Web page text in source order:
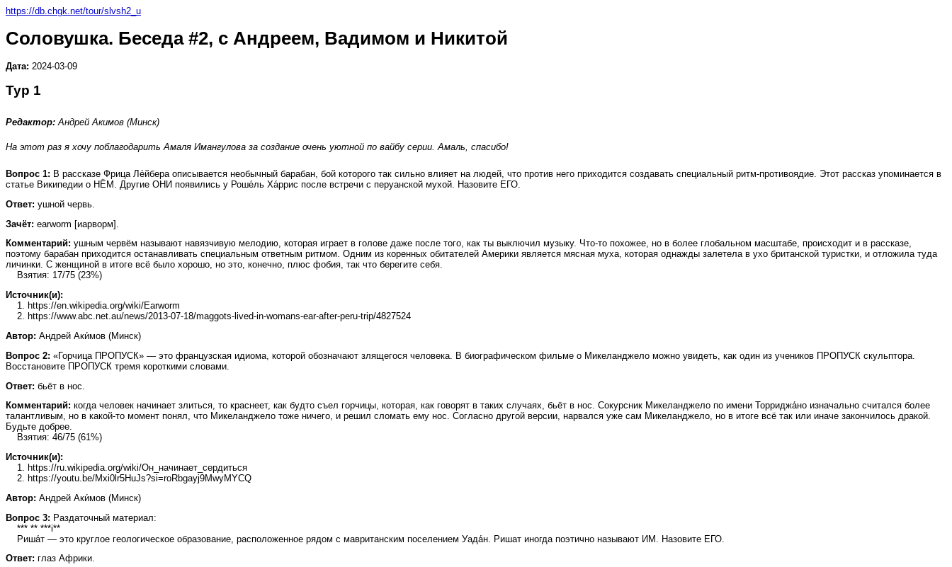
https://db.chgk.net/tour/slvsh2_u
Соловушка. Беседа #2, с Андреем, Вадимом и Никитой
Дата: 2024-03-09
Тур 1
Редактор: Андрей Акимов (Минск)
На этот раз я хочу поблагодарить Амаля Имангулова за создание очень уютной по вайбу серии. Амаль, спасибо!
Вопрос 1: В рассказе Фрица Ле́йбера описывается необычный барабан, бой которого так сильно влияет на людей, что против него приходится создавать специальный ритм-противоядие. Этот рассказ упоминается в
статье Википедии о НЁМ. Другие ОНИ появились у Роше́ль Ха́ррис после встречи с перуанской мухой. Назовите ЕГО.
Ответ: ушной червь.
Зачёт: earworm [иарворм].
Комментарий: ушным червём называют навязчивую мелодию, которая играет в голове даже после того, как ты выключил музыку. Что‑то похожее, но в более глобальном масштабе, происходит и в рассказе,
поэтому барабан приходится останавливать специальным ответным ритмом. Одним из коренных обитателей Америки является мясная муха, которая однажды залетела в ухо британской туристки, и отложила туда
личинки. С женщиной в итоге всё было хорошо, но это, конечно, плюс фобия, так что берегите себя.
Взятия: 17/75 (23%)
Источник(и):
1. https://en.wikipedia.org/wiki/Earworm
2. https://www.abc.net.au/news/2013-07-18/maggots-lived-in-womans-ear-after-peru-trip/4827524
Автор: Андрей Аки́мов (Минск)
Вопрос 2: «Горчица ПРОПУСК» — это французская идиома, которой обозначают злящегося человека. В биографическом фильме о Микеланджело можно увидеть, как один из учеников ПРОПУСК скульптора.
Восстановите ПРОПУСК тремя короткими словами.
Ответ: бьёт в нос.
Комментарий: когда человек начинает злиться, то краснеет, как будто съел горчицы, которая, как говорят в таких случаях, бьёт в нос. Сокурсник Микеланджело по имени Торриджа́но изначально считался более
талантливым, но в какой-то момент понял, что Микеланджело тоже ничего, и решил сломать ему нос. Согласно другой версии, нарвался уже сам Микеланджело, но в итоге всё так или иначе закончилось дракой.
Будьте добрее.
Взятия: 46/75 (61%)
Источник(и):
1. https://ru.wikipedia.org/wiki/Он_начинает_сердиться
2. https://youtu.be/Mxi0lr5HuJs?si=roRbgayj9MwyMYCQ
Автор: Андрей Аки́мов (Минск)
Вопрос 3: Раздаточный материал:
*** ** ***i**
Риша́т — это круглое геологическое образование, расположенное рядом с мавританским поселением Уада́н. Ришат иногда поэтично называют ИМ. Назовите ЕГО.
Ответ: глаз Африки.